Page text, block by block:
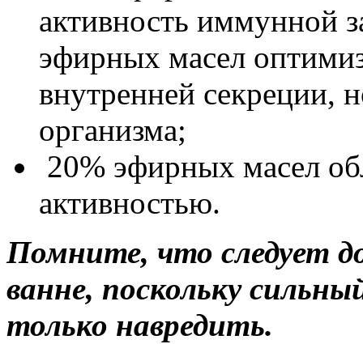
активность иммунной
эфирных масел
внутренней секреции,
организма;
20% эфирных масел
активностью.
Помните, что следует
ванне, поскольку
только навредить.